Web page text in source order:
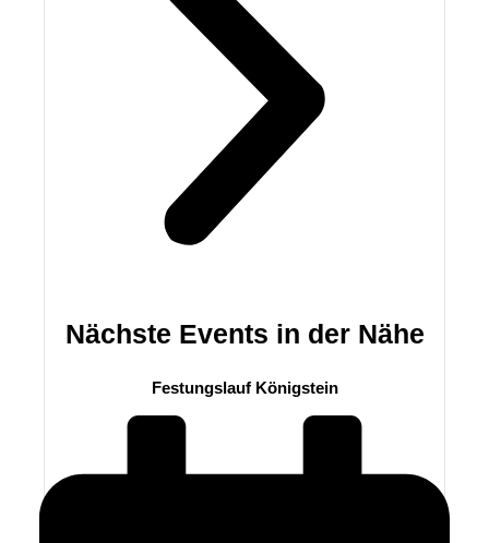
Nächste Events in der Nähe
Festungslauf Königstein